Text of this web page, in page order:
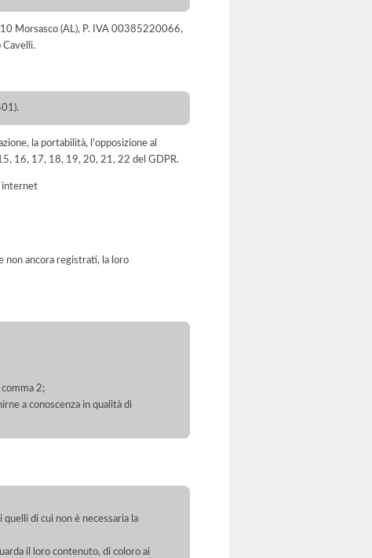
Morsasco (AL), P. IVA 00385220066,
Cavelli.
la portabilità, l'opposizione al
16, 17, 18, 19, 20, 21, 22 del GDPR.
internet
non ancora registrati, la loro
2;
a conoscenza in qualità di
di cui non è necessaria la
il loro contenuto, di coloro ai